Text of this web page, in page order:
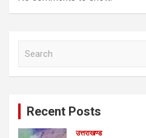
Recent Posts
उत्तराखण्ड